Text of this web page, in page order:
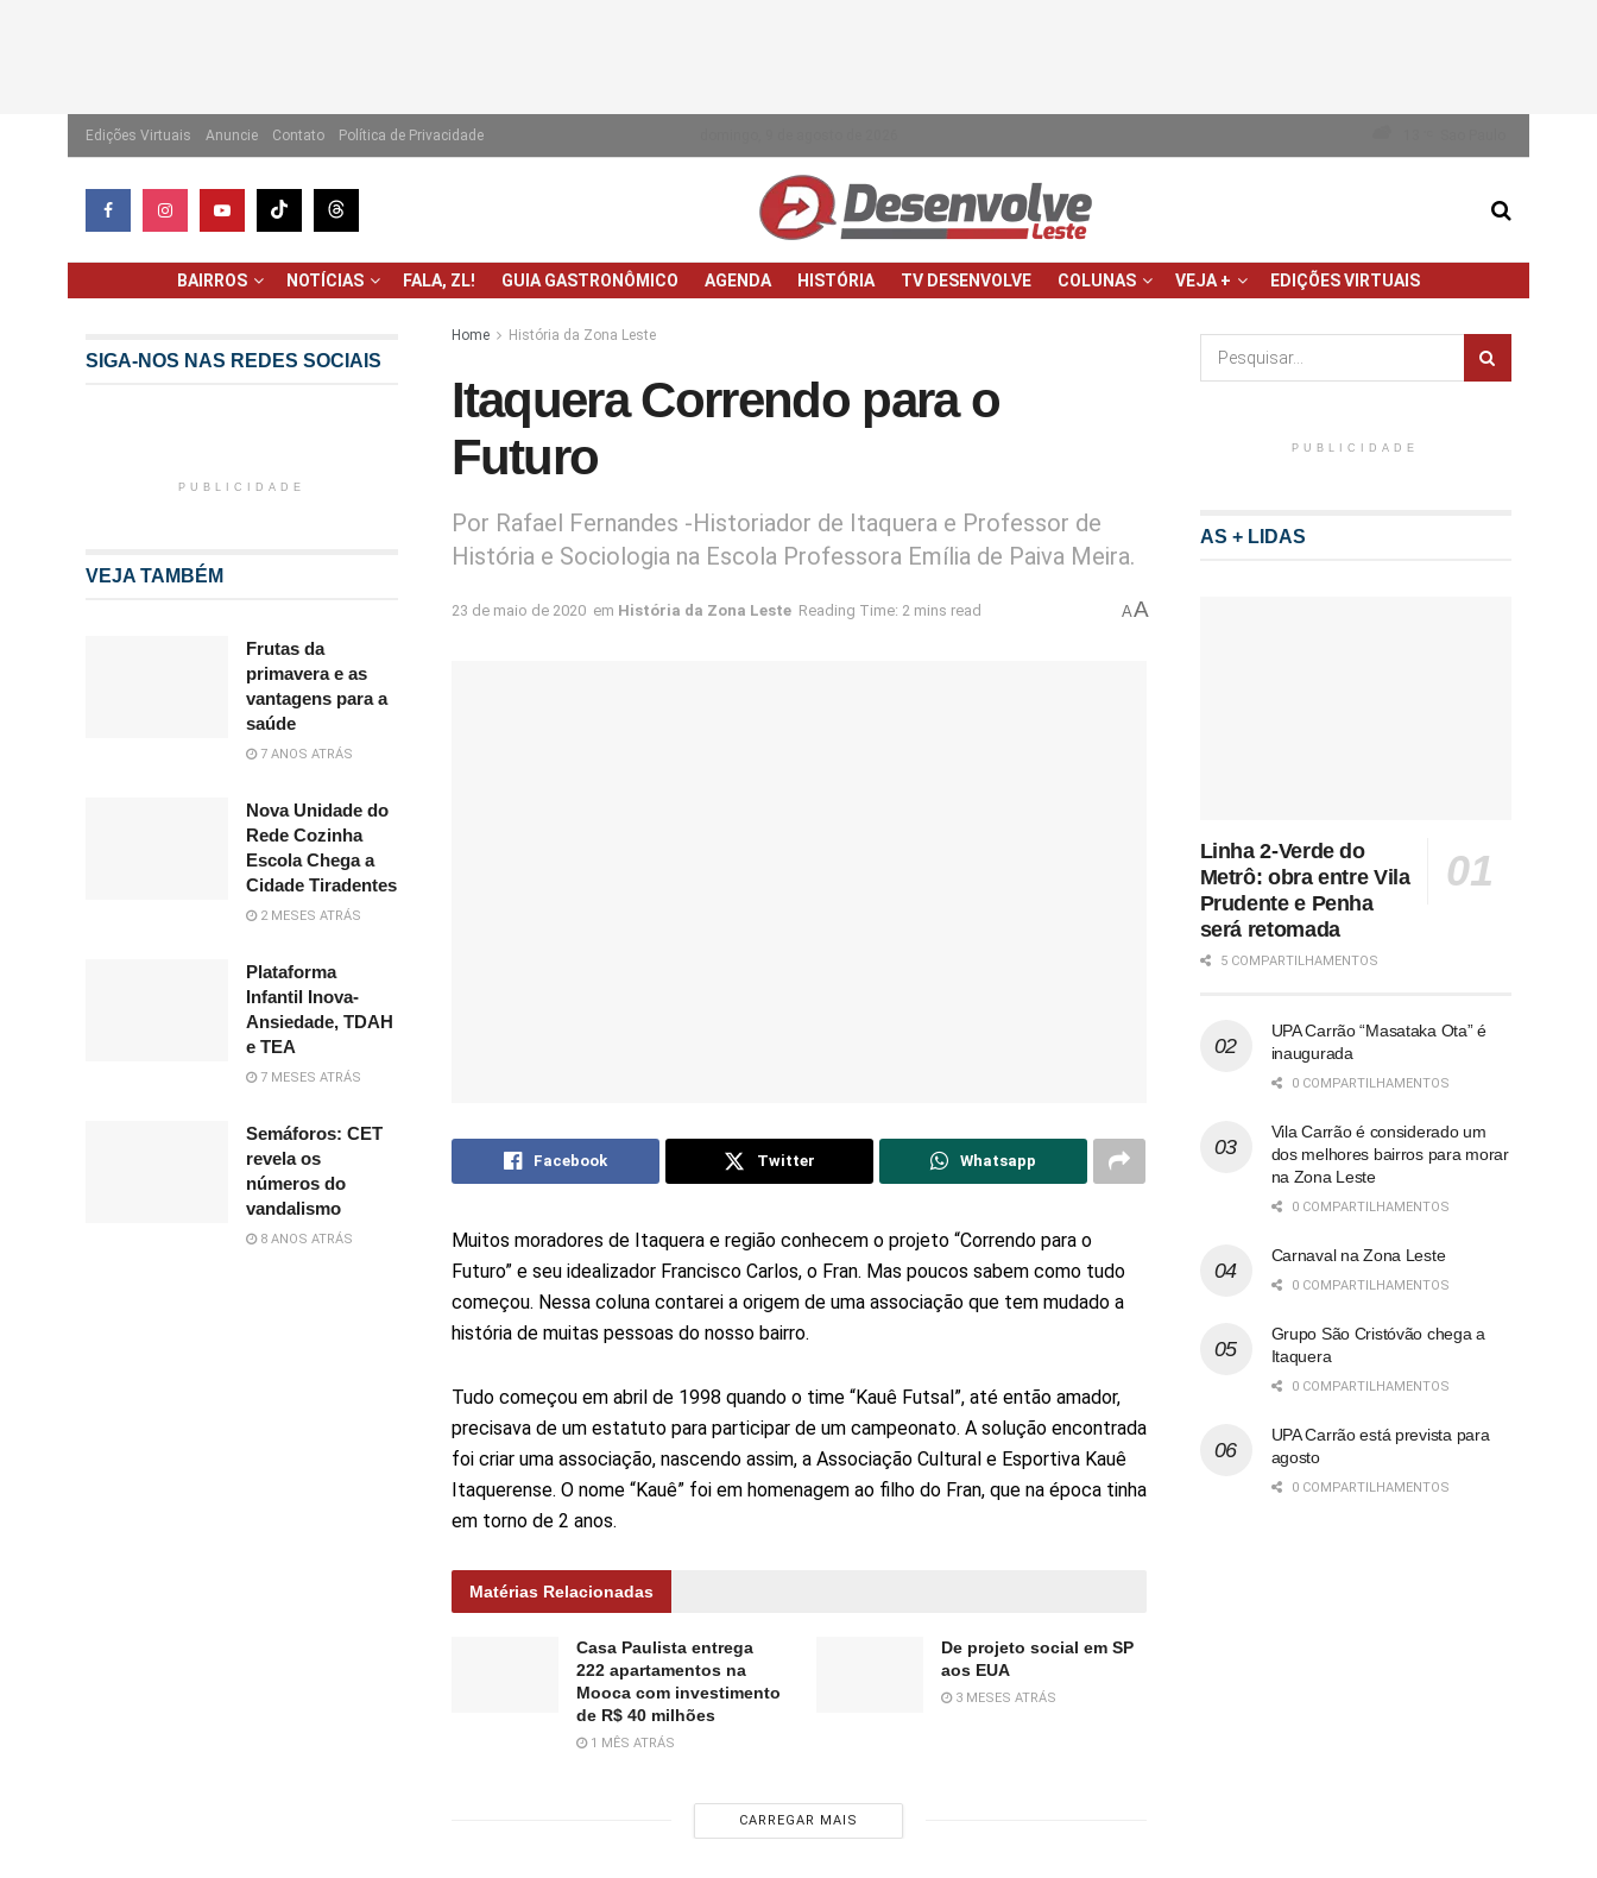
Edições Virtuais Anuncie Contato Política de Privacidade
BAIRROS NOTÍCIAS FALA, ZL! GUIA GASTRONÔMICO AGENDA HISTÓRIA TV DESENVOLVE COLUNAS VEJA + EDIÇÕES VIRTUAIS
Home História da Zona Leste
Itaquera Correndo para o
Futuro
Por Rafael Fernandes -Historiador de Itaquera e Professor de
História e Sociologia na Escola Professora Emília de Paiva Meira.
23 de maio de 2020 em História da Zona Leste Reading Time: 2 mins read AA
Facebook Twitter Whatsapp
Muitos moradores de Itaquera e região conhecem o projeto “Correndo para o
Futuro” e seu idealizador Francisco Carlos, o Fran. Mas poucos sabem como tudo
começou. Nessa coluna contarei a origem de uma associação que tem mudado a
história de muitas pessoas do nosso bairro.
Tudo começou em abril de 1998 quando o time “Kauê Futsal”, até então amador,
precisava de um estatuto para participar de um campeonato. A solução encontrada
foi criar uma associação, nascendo assim, a Associação Cultural e Esportiva Kauê
Itaquerense. O nome “Kauê” foi em homenagem ao filho do Fran, que na época tinha
em torno de 2 anos.
Matérias Relacionadas
Casa Paulista entrega
222 apartamentos na
Mooca com investimento
de R$ 40 milhões
1 MÊS ATRÁS
De projeto social em SP
aos EUA
3 MESES ATRÁS
CARREGAR MAIS
SIGA-NOS NAS REDES SOCIAIS
PUBLICIDADE
VEJA TAMBÉM
Frutas da
primavera e as
vantagens para a
saúde
7 ANOS ATRÁS
Nova Unidade do
Rede Cozinha
Escola Chega a
Cidade Tiradentes
2 MESES ATRÁS
Plataforma
Infantil Inova-
Ansiedade, TDAH
e TEA
7 MESES ATRÁS
Semáforos: CET
revela os
números do
vandalismo
8 ANOS ATRÁS
PUBLICIDADE
AS + LIDAS
Linha 2-Verde do
Metrô: obra entre Vila
Prudente e Penha
será retomada
5 COMPARTILHAMENTOS
UPA Carrão “Masataka Ota” é
inaugurada
0 COMPARTILHAMENTOS
Vila Carrão é considerado um
dos melhores bairros para morar
na Zona Leste
0 COMPARTILHAMENTOS
Carnaval na Zona Leste
0 COMPARTILHAMENTOS
Grupo São Cristóvão chega a
Itaquera
0 COMPARTILHAMENTOS
UPA Carrão está prevista para
agosto
0 COMPARTILHAMENTOS